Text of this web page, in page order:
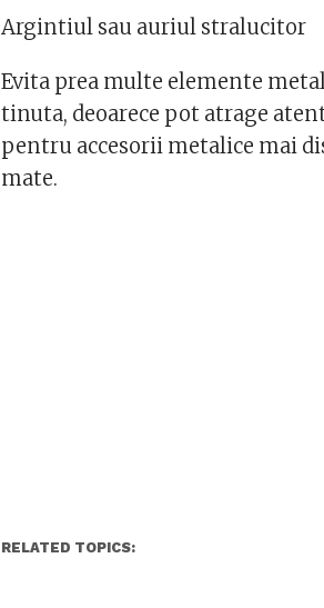
Argintiul sau auriul stralucitor
Evita prea multe elemente
tinuta, deoarece pot atrage
pentru accesorii metalice mai
mate.
RELATED TOPICS: